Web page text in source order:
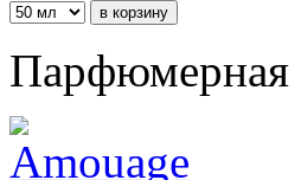
Парфюмерная